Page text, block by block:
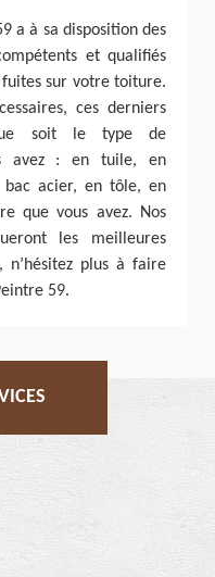
a à sa disposition des
et qualifiés
sur votre toiture.
ces derniers
soit le type de
avez : en tuile, en
bac acier, en tôle, en
que vous avez. Nos
les meilleures
n’hésitez plus à faire
59.